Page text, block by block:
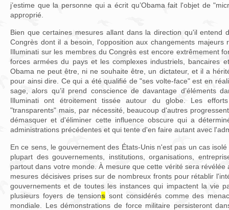
j’estime que la personne qui a écrit qu’Obama fait l'objet de
approprié.
Bien que certaines mesures allant dans la direction qu'il entend
Congrès dont il a besoin, l'opposition aux changements majeurs
Illuminati sur les membres du Congrès est encore extrêmement
forces armées du pays et les complexes industriels, bancaires
Obama ne peut être, ni ne souhaite être, un dictateur, et il a
pour ainsi dire. Ce qui a été qualifié de "ses volte-face" est en
sage, alors qu’il prend conscience de davantage d’éléments
Illuminati ont étroitement tissée autour du globe. Les
"transparents" mais, par nécessité, beaucoup d'autres
démasquer et d'éliminer cette influence obscure qui a
administrations précédentes et qui tente d'en faire autant avec
En ce sens, le gouvernement des États-Unis n'est pas un cas
plupart des gouvernements, institutions, organisations,
partout dans votre monde. À mesure que cette vérité sera
mesures décisives prises sur de nombreux fronts pour rétablir
gouvernements et de toutes les instances qui impactent la vie
plusieurs foyers de tensions sont considérés comme des
mondiale. Les démonstrations de force militaire persisteront